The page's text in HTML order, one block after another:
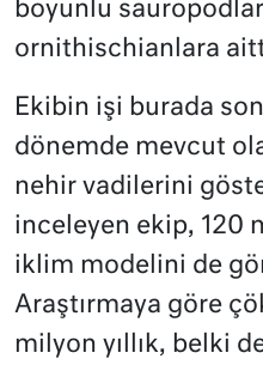
boyunlu
ornithischianlara
Ekibin işi burada
dönemde mevcut
nehir vadilerini
inceleyen ekip, 120
iklim modelini de
Araştırmaya göre
milyon yıllık, belki